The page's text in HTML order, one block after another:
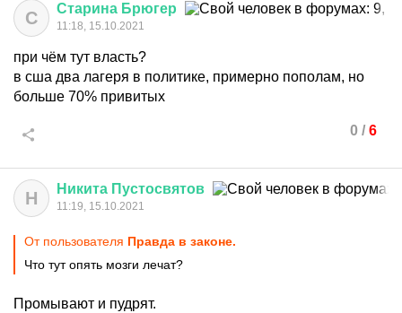
С Старина Брюгер
11:18, 15.10.2021
при чём тут власть?
в сша два лагеря в политике, примерно пополам, но
больше 70% привитых
0 / 6
Н Никита Пустосвятов
11:19, 15.10.2021
От пользователя Правда в законе.
Что тут опять мозги лечат?
Промывают и пудрят.